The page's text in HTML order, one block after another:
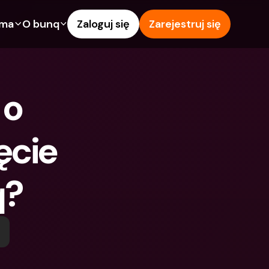
Karty kredytowe
Waluty obce i zagraniczne
Wypłaty i wpłaty z
bankomatów
Tap to Pay
O bunq
Dokumenty prawne
Zaloguj się Zarejestruj się